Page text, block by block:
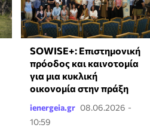
SOWISE+: Επιστημονική
πρόοδος και καινοτομία
για μια κυκλική
οικονομία στην πράξη
ienergeia.gr 08.06.2026 -
10:59